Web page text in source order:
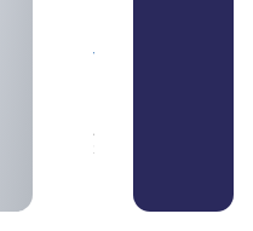
yang
August 4,
2026